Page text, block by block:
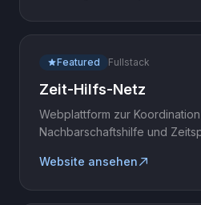
Featured Fullstack
Zeit-Hilfs-Netz
Webplattform zur
Nachbarschaftshilfe und
Website ansehen